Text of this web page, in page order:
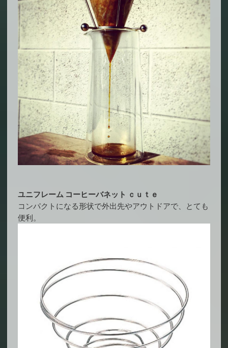
ユニフレーム コーヒーバネット ｃｕｔｅ
コンパクトになる形状で外出先やアウトドアで、とても
便利。